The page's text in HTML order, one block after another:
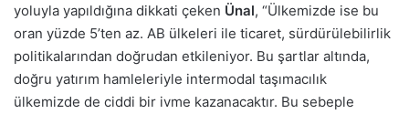
yoluyla yapıldığına dikkati çeken Ünal, “Ülkemizde ise bu
oran yüzde 5’ten az. AB ülkeleri ile ticaret, sürdürülebilirlik
politikalarından doğrudan etkileniyor. Bu şartlar altında,
doğru yatırım hamleleriyle intermodal taşımacılık
ülkemizde de ciddi bir ivme kazanacaktır. Bu sebeple